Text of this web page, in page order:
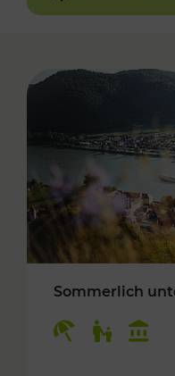
Sommerlich